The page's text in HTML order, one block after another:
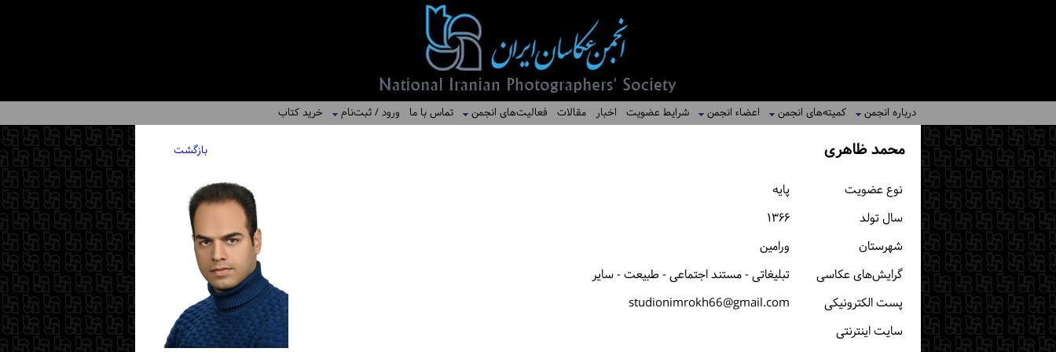
درباره انجمن کمیته‌های انجمن اعضاء انجمن شرایط عضویت اخبار مقالات فعالیت‌های انجمن تماس با ما ورود / ثبت‌نام خرید کتاب
محمد ظاهری بازگشت
نوع عضویت
پایه
سال تولد
۱۳۶۶
شهرستان
ورامین
گرایش‌های عکاسی
تبلیغاتی - مستند اجتماعی - طبیعت - سایر
پست الكترونیكی
studionimrokh66@gmail.com
سایت اینترنتی